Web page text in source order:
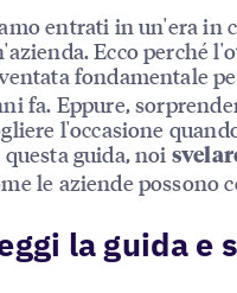
entrati in un'era in
Ecco perché
fondamentale
fa. Eppure,
l'occasione
guida, noi
le aziende possono
la guida e